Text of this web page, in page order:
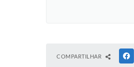
COMPARTILHAR